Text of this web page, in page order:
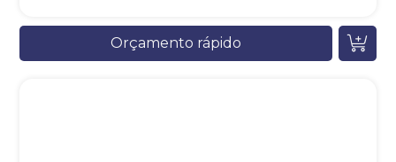
Orçamento rápido